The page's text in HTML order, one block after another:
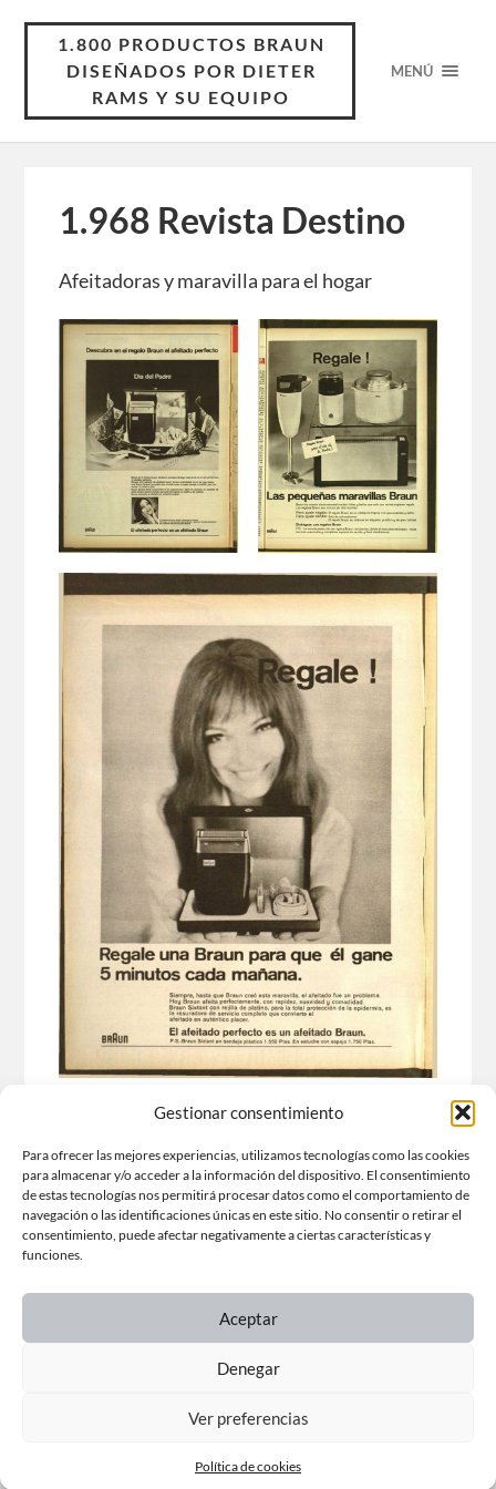
Gestionar consentimiento
Para ofrecer las mejores experiencias, utilizamos tecnologías como las cookies
para almacenar y/o acceder a la información del dispositivo. El consentimiento
de estas tecnologías nos permitirá procesar datos como el comportamiento de
navegación o las identificaciones únicas en este sitio. No consentir o retirar el
consentimiento, puede afectar negativamente a ciertas características y
funciones.
Aceptar
Denegar
Ver preferencias
Política de cookies
1.800 PRODUCTOS BRAUN
DISEÑADOS POR DIETER
RAMS Y SU EQUIPO
MENÚ
1.968 Revista Destino
Afeitadoras y maravilla para el hogar
29 de enero de 2021
← ENTRADA ANTERIOR